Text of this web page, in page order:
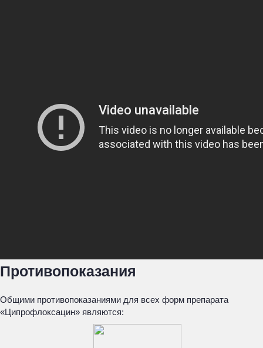
Противопоказания
Общими противопоказаниями для всех форм препарата
«Ципрофлоксацин» являются: